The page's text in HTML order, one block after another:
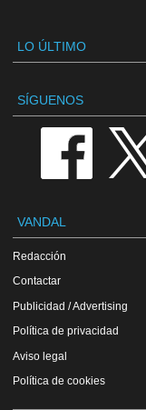
LO ÚLTIMO
SÍGUENOS
VANDAL
Redacción
Contactar
Publicidad / Advertising
Política de privacidad
Aviso legal
Política de cookies